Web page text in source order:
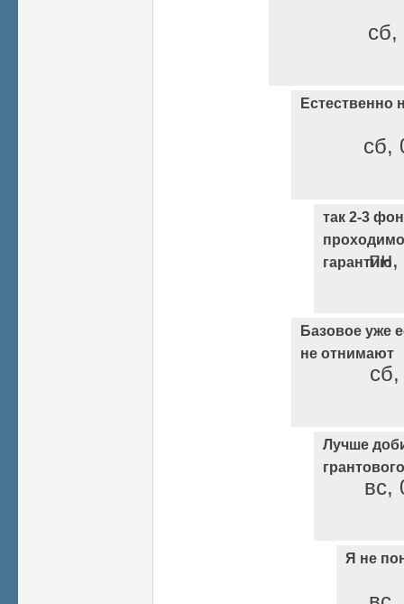
сб,
Естественно
сб,
так 2-3
гарантию
Базовое уже
не отнимают
Лучше
грантового
вс,
Я не